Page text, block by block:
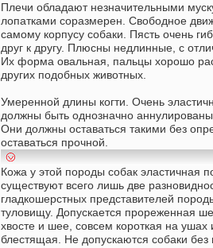
Плечи обладают незначительными
лопатками соразмерен. Свободное
самому корпусу собаки. Пясть очень
друг к другу. Плюсны недлинные, с
Их форма овальная, пальцы хорошо
других подобных животных.
Умеренной длины когти. Очень
должны быть однозначно
Они должны оставаться такими без
оставаться прочной.
Кожа у этой породы собак эластичная
существуют всего лишь две
гладкошерстных представителей
туловищу. Допускается прореженная
хвосте и шее, совсем короткая на ушах
блестящая. Не допускаются собаки